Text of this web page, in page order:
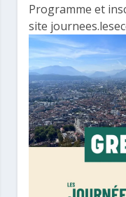
Programme et
site